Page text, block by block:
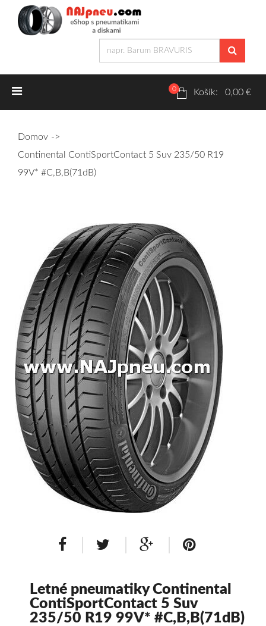
Letné pneumatiky
Dodávkové + malé úžitkové
Osobné/crossover + malé úžitkové
SUV/crossover + OFFRoad-ové
Dodávkové + malé úžitkové
Celoročné pneumatiky
Osobné/crossover + malé úžitkové
SUV/crossover + OFFRoad-ové
Dodávkové + malé úžitkové
Disky
Hliníkové / ALU disky / Elektróny
Plechové
0 Košík: 0,00 €
Domov
Continental ContiSportContact 5 Suv 235/50 R19
99V* #C,B,B(71dB)
Letné pneumatiky Continental
ContiSportContact 5 Suv
235/50 R19 99V* #C,B,B(71dB)